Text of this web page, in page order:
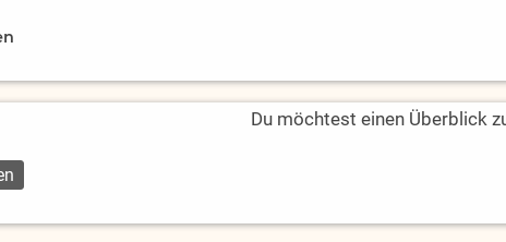
Du möchtest einen Überblick